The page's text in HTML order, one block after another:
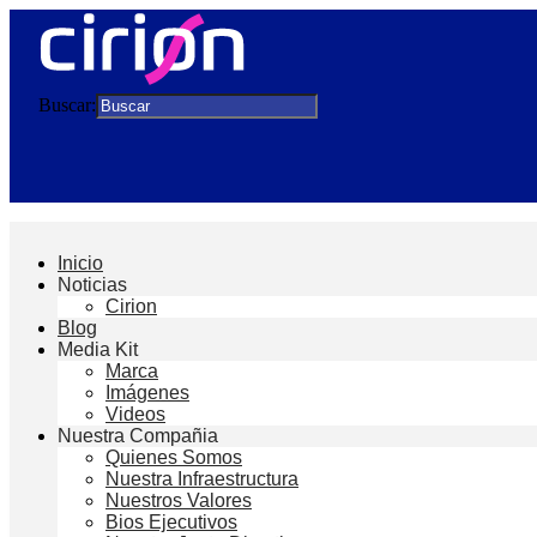
Buscar:
Inicio
Noticias
Cirion
Blog
Media Kit
Marca
Imágenes
Videos
Nuestra Compañia
Quienes Somos
Nuestra Infraestructura
Nuestros Valores
Bios Ejecutivos